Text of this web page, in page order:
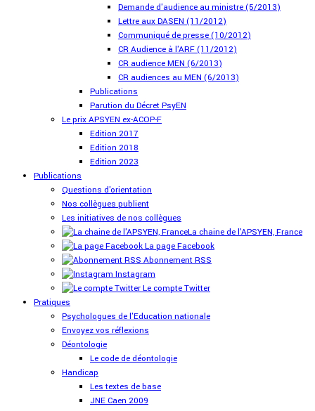
Demande d'audience au ministre (5/2013)
Lettre aux DASEN (11/2012)
Communiqué de presse (10/2012)
CR Audience à l'ARF (11/2012)
CR audience MEN (6/2013)
CR audiences au MEN (6/2013)
Publications
Parution du Décret PsyEN
Le prix APSYEN ex-ACOP-F
Edition 2017
Edition 2018
Edition 2023
Publications
Questions d'orientation
Nos collègues publient
Les initiatives de nos collègues
La chaine de l'APSYEN, France
La page Facebook
Abonnement RSS
Instagram
Le compte Twitter
Pratiques
Psychologues de l'Education nationale
Envoyez vos réflexions
Déontologie
Le code de déontologie
Handicap
Les textes de base
JNE Caen 2009